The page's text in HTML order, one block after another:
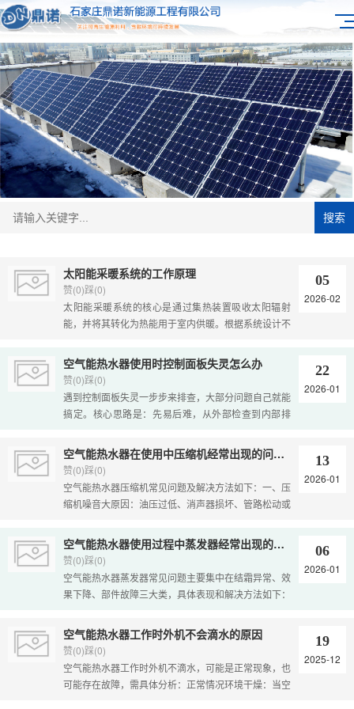
搜索
05
2026-02
太阳能采暖系统的工作原理
赞(0)踩(0)
太阳能采暖系统的核心是通过集热装置吸收太阳辐射
能，并将其转化为热能用于室内供暖。根据系统设计不
可根据传热介质分为水系统和空气系统。一、主动式太
阳能采暖系统工作原理主动式系统依赖集热器、传热介
质和储热装置协同工作，实现热量的收集、传输与释
放。集热与传热过程‌太阳光穿过集热器的透明盖板，被
吸热板吸收并转化为热能。吸热板将热量传递给内部流
环或泵驱动流向储热装置或直接进入供暖末端。在真空
管集热系统中，水受热后密度减小，形成“热虹吸”效
应，自动上升至储水箱，完成循环加热。系统通常配备
保温水箱，储存热水以备使用...
22
2026-01
空气能热水器使用时控制面板失灵怎么办
赞(0)踩(0)
遇到控制面板失灵一步步来排查，大部分问题自己就能
搞定。核心思路是：‌先易后难，从外部检查到内部排
作）‌检查电源‌：确认插座有电，电源线插紧无损坏。尝
试重启热水器（拔掉电源30秒再重插）。清洁面板‌：
用干布擦拭触控面板，去除水垢或油污影响灵敏度。第
二步：深度排查（断电操作）‌检查按键‌：断电后检查弹
簧按键是否卡滞、变形，尝试轻调复位。检查电路板‌：
必联系专业维修人员‌，勿自行拆修。第三步：寻求专业
帮助‌若以上步骤无效，可能是主控板、温控器等硬件故
障，需联系品牌售后或专业维修人员。更换原装主控板
是常...
13
2026-01
空气能热水器在使用中压缩机经常出现的问题有哪些
赞(0)踩(0)
空气能热水器压缩机常见问题及解决方法如下：一、压
缩机噪音大原因‌：油压过低、消声器损坏、管路松动或
固管路，调整膨胀阀开启度。二、压缩机不启动原因‌：
电源电压过低、线路接触不良、电机损坏或控制系统故
障。解决‌：检查电源电压和线路，联系专业人员检测压
缩机。三、压缩机过热原因‌：制冷剂不足或过多、冷凝
器散热不良、内部故障。解决‌：检查制冷剂充注量，清
因‌：温控器失灵、传感探头故障或系统泄漏。解决‌：更
换温控器或传感探头，检查系统泄漏点。五、制热能力
差原因‌：压缩机排气阀损坏、制冷剂不足、除霜控制器
故障等。...
06
2026-01
空气能热水器使用过程中蒸发器经常出现的问题
赞(0)踩(0)
空气能热水器蒸发器常见问题主要集中在‌结霜异常、效
果下降、部件故障‌三大类，具体表现和解决方法如下：
底、结冰。原因‌：传感器故障‌：环境温度传感器或盘管
温度传感器损坏，导致化霜参数设置不合理。化霜参数
设置错误‌：化霜启动温度、化霜时间、化霜结束温度设
置不当。四通阀故障‌：四通阀线圈坏或卡死，无法换
向。积水盘排水不畅‌：蒸发器底部结霜多由积水盘排水
19
2025-12
空气能热水器工作时外机不会滴水的原因
赞(0)踩(0)
空气能热水器工作时外机不滴水，可能是正常现象，也
可能存在故障，需具体分析：正常情况环境干燥‌：当空